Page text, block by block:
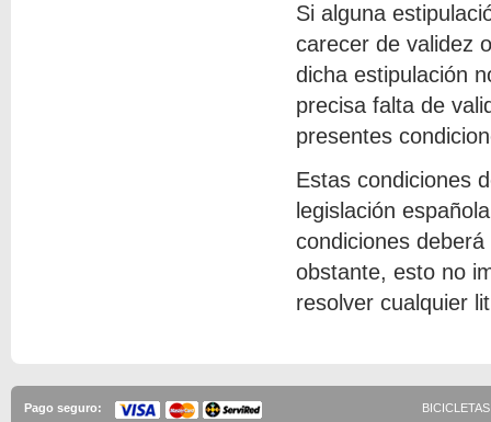
Si alguna
carecer de validez
dicha estipulación
precisa falta de
presentes
Estas condiciones
legislación
condiciones
obstante, esto no
resolver cualquier
Pago seguro: